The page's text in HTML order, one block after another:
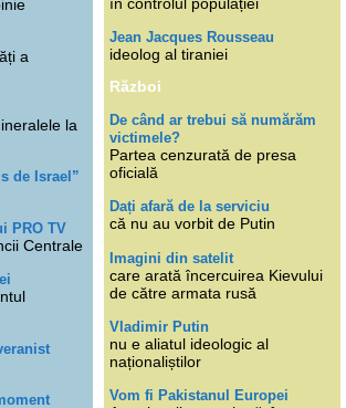
a
la
de Israel”
PRO TV
Centrale
Jean Jacques Rousseau
ideolog al tiraniei
Război
De când ar trebui să numărăm
victimele?
Partea cenzurată de presa
oficială
Dați afară de la serviciu
că nu au vorbit de Putin
Imagini din satelit
care arată încercuirea Kievului
de către armata rusă
Vladimir Putin
nu e aliatul ideologic al
naționaliștilor
Vom fi Pakistanul Europei